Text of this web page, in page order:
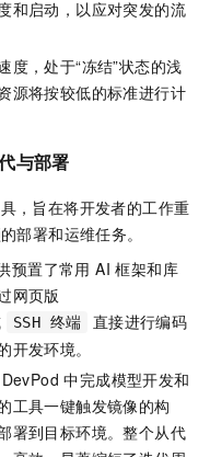
和启动，以应对突发的流
度，处于“冻结”状态的浅
源将按较低的标准进行计
与部署
，旨在将开发者的工作重
部署和运维任务。
预置了常用 AI 框架和库
网页版
SSH 终端
直接进行编码
发环境。
中完成模型开发和
工具一键触发镜像的构
署到目标环境。整个从代